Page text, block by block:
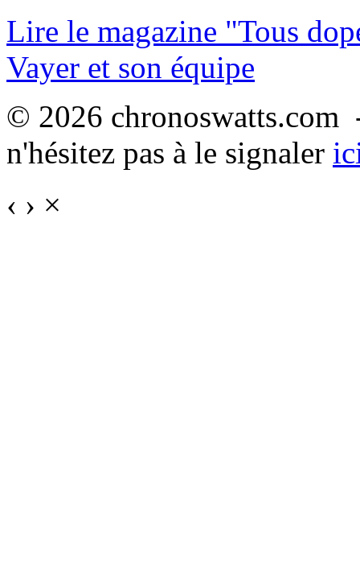
Lire le magazine "Tous
Vayer et son équipe
© 2026
n'hésitez pas à le signaler
‹ › ×